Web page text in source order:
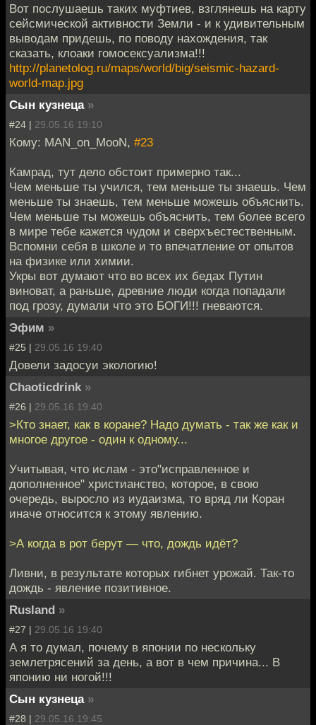
Вот послушаешь таких муфтиев, взглянешь на карту
сейсмической активности Земли - и к удивительным
выводам придешь, по поводу нахождения, так
сказать, клоаки гомосексуализма!!!
http://planetolog.ru/maps/world/big/seismic-hazard-
world-map.jpg
Сын кузнеца »
#24 | 29.05.16 19:10
Кому: MAN_on_MooN, #23
Камрад, тут дело обстоит примерно так...
Чем меньше ты учился, тем меньше ты знаешь. Чем
меньше ты знаешь, тем меньше можешь объяснить.
Чем меньше ты можешь объяснить, тем более всего
в мире тебе кажется чудом и сверхъестественным.
Вспомни себя в школе и то впечатление от опытов
на физике или химии.
Укры вот думают что во всех их бедах Путин
виноват, а раньше, древние люди когда попадали
под грозу, думали что это БОГИ!!! гневаются.
Эфим »
#25 | 29.05.16 19:40
Довели задосуи экологию!
Chaoticdrink »
#26 | 29.05.16 19:40
>Кто знает, как в коране? Надо думать - так же как и
многое другое - один к одному...
Учитывая, что ислам - это"исправленное и
дополненное" христианство, которое, в свою
очередь, выросло из иудаизма, то вряд ли Коран
иначе относится к этому явлению.
>А когда в рот берут — что, дождь идёт?
Ливни, в результате которых гибнет урожай. Так-то
дождь - явление позитивное.
Rusland »
#27 | 29.05.16 19:40
А я то думал, почему в японии по нескольку
землетрясений за день, а вот в чем причина... В
японию ни ногой!!!
Сын кузнеца »
#28 | 29.05.16 19:45